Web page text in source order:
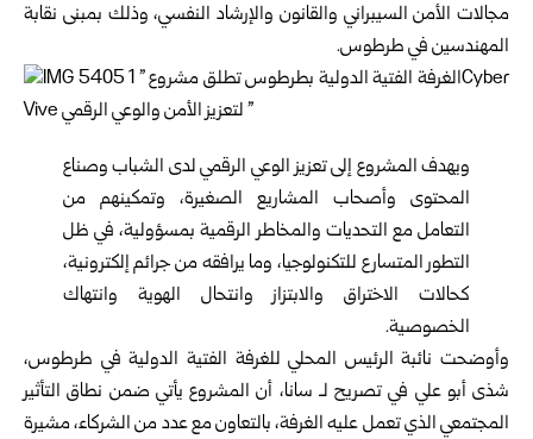
مجالات الأمن السيبراني والقانون والإرشاد ‏النفسي، وذلك بمبنى نقابة
المهندسين في طرطوس.‏
ويهدف المشروع إلى تعزيز الوعي الرقمي لدى الشباب وصناع
المحتوى وأصحاب ‏المشاريع الصغيرة، وتمكينهم من
التعامل مع التحديات والمخاطر الرقمية بمسؤولية، في ‏ظل
التطور المتسارع للتكنولوجيا، وما يرافقه من جرائم إلكترونية،
كحالات الاختراق ‏والابتزاز وانتحال الهوية وانتهاك
الخصوصية.‏
وأوضحت نائبة الرئيس المحلي للغرفة الفتية الدولية في طرطوس،
شذى أبو علي في ‏تصريح لـ سانا، أن المشروع يأتي ضمن نطاق التأثير
المجتمعي الذي تعمل عليه الغرفة، ‏بالتعاون مع عدد من الشركاء، مشيرة